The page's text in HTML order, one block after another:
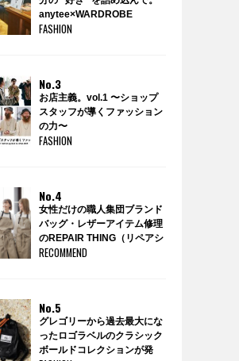
anytee×WARDROBE
TREATMENTのポップアップ
FASHION
No.3
お店主義。vol.1 〜ショップ
スタッフが導くファッション
の力〜
FASHION
No.4
女性だけの職人集団ブランド
バッグ・レザーアイテム修理
のREPAIR THING（リペアシ
ング）
RECOMMEND
No.5
グレゴリーから過去最大にな
ったロゴラベルのクラシック
ボールドコレクションが発